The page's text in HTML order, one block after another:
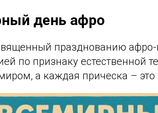
день афро
празднованию афро-
по признаку естественной
а каждая прическа – это